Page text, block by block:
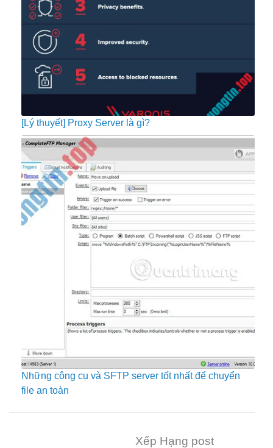
[Lý thuyết] Proxy Server là gì?
Những công cụ và SFTP server tốt nhất để chuyển
file an toàn
Xếp Hạng post